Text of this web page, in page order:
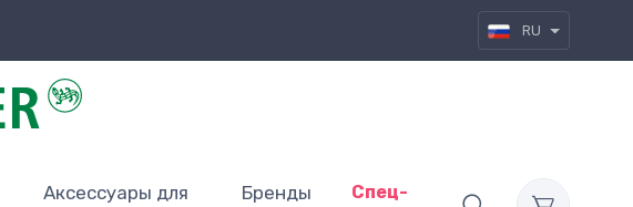
RU
Аксессуары для
Бренды
Спец-